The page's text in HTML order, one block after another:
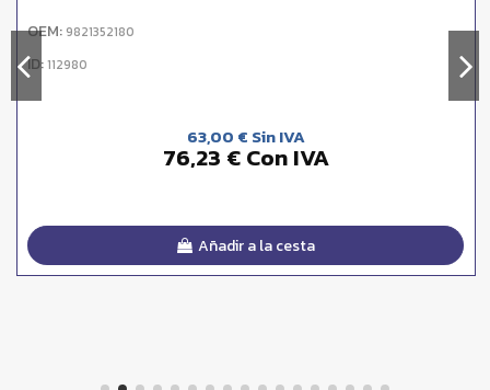
OEM: 9821352180
ID:112980
63,00 € Sin IVA
76,23 € Con IVA
Añadir a la cesta